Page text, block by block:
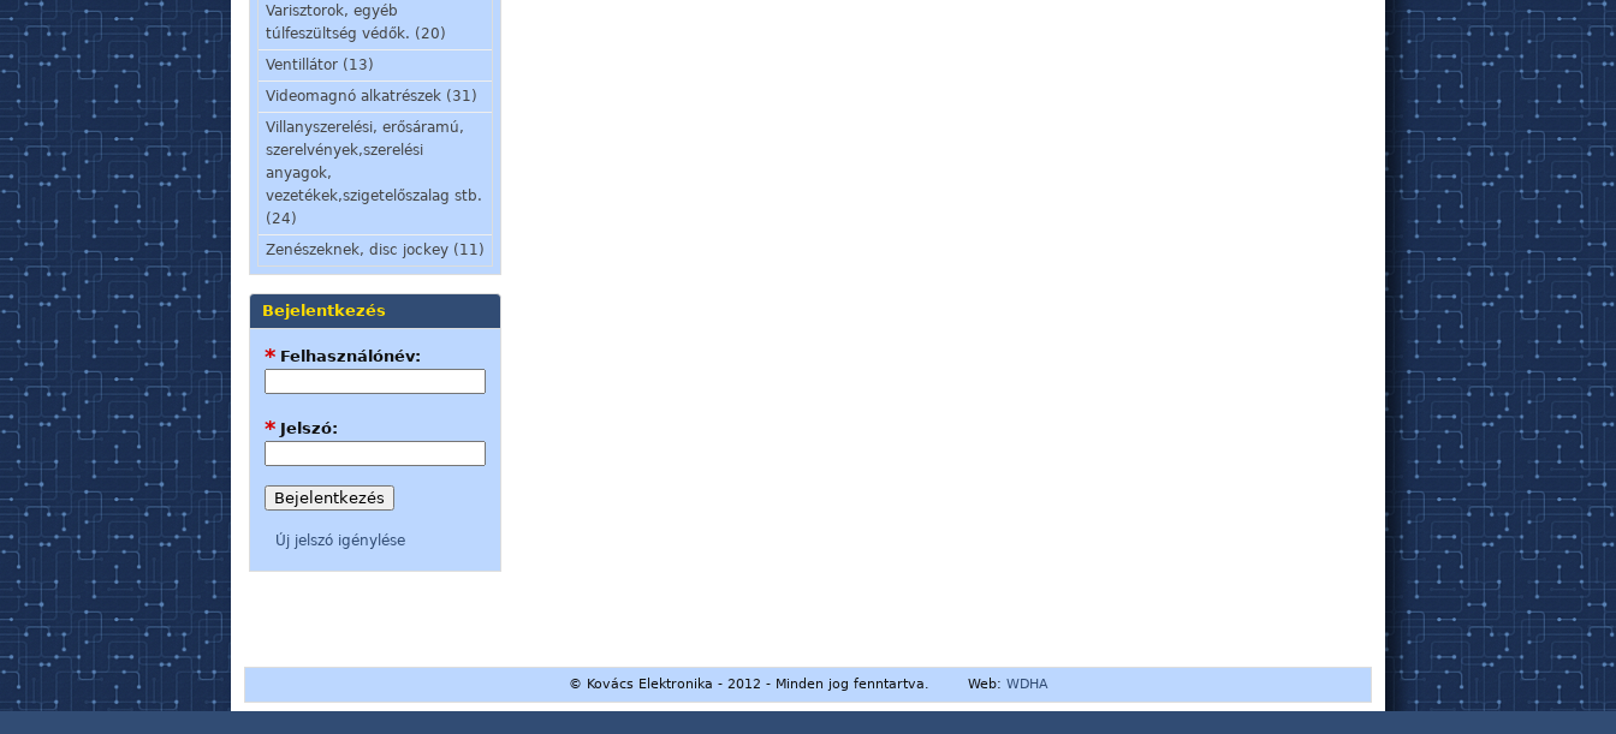
Varisztorok, egyéb
túlfeszültség védők. (20)
Ventillátor (13)
Videomagnó alkatrészek (31)
Villanyszerelési, erősáramú,
szerelvények,szerelési
anyagok,
vezetékek,szigetelőszalag stb.
(24)
Zenészeknek, disc jockey (11)
Bejelentkezés
Felhasználónév:
*
Jelszó:
*
Új jelszó igénylése
© Kovács Elektronika - 2012 - Minden jog fenntartva. Web: WDHA